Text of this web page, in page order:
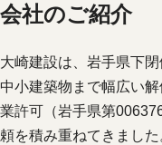
会社のご紹介
大崎建設は、岩手県下
中小建築物まで幅広い
業許可（岩手県第
頼を積み重ねてきました